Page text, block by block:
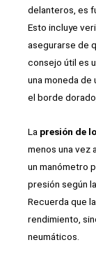
delanteros, es
Esto incluye
asegurarse de
consejo útil es
una moneda de
el borde
La presión de
menos una vez
un manómetro
presión según
Recuerda que
rendimiento,
neumáticos.